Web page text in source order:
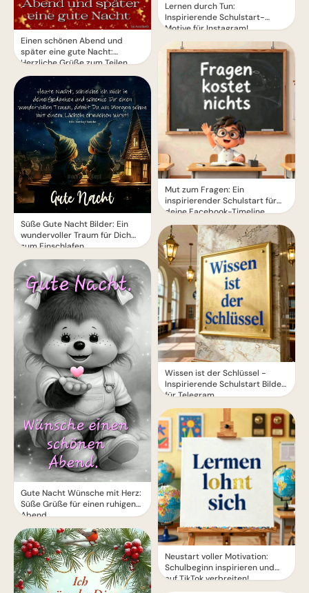
Einen schönen Abend und
später eine gute Nacht:
Herzliche Grüße zum Teilen
Süße Gute Nacht Bilder: Ein
wundervoller Traum für Dich
zum Einschlafen
Gute Nacht Wünsche mit Herz:
Süße Grüße für einen ruhigen
Abend
Lernen durch Tun:
Inspirierende Schulstart-
Motive für Instagram!
Mut zum Fragen: Ein
inspirierender Schulstart für
deine Facebook-Timeline
Wissen ist der Schlüssel -
Inspirierende Schulstart Bilder
für Telegram
Neustart voller Motivation:
Schulbeginn inspirieren und
auf TikTok verbreiten!